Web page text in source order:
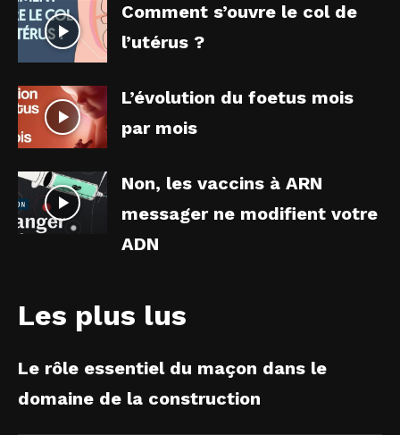
Comment s’ouvre le col de
l’utérus ?
L’évolution du foetus mois
par mois
Non, les vaccins à ARN
messager ne modifient votre
ADN
Les plus lus
Le rôle essentiel du maçon dans le
domaine de la construction